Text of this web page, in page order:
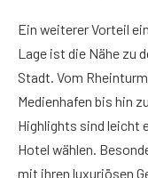
Ein weiterer Vorteil
Lage ist die Nähe zu
Stadt. Vom
Medienhafen bis hin
Highlights sind leicht
Hotel wählen.
mit ihren luxuriösen